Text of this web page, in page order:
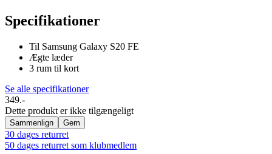
Specifikationer
Til Samsung Galaxy S20 FE
Ægte læder
3 rum til kort
Se alle specifikationer
349.-
Dette produkt er ikke tilgængeligt
Sammenlign Gem
30 dages returret
50 dages returret som klubmedlem